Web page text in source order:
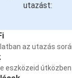
utazást:
az utazás
eszközeid útközben